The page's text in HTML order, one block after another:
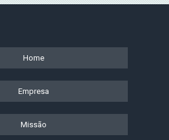
Home
Empresa
Missão